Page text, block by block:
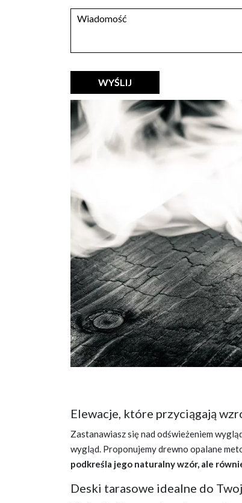
Elewacje, które przyciągają
Zastanawiasz się nad odświeżeniem
wygląd. Proponujemy drewno opalane
podkreśla jego naturalny wzór, ale
Deski tarasowe idealne do